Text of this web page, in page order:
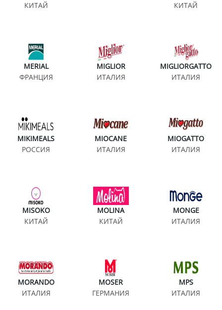
КИТАЙ
КИТАЙ
MERIAL
ФРАНЦИЯ
MIGLIOR
ИТАЛИЯ
MIGLIORGATTO
ИТАЛИЯ
MIKIMEALS
РОССИЯ
MIOCANE
ИТАЛИЯ
MIOGATTO
ИТАЛИЯ
MISOKO
КИТАЙ
MOLINA
КИТАЙ
MONGE
ИТАЛИЯ
MORANDO
ИТАЛИЯ
MOSER
ГЕРМАНИЯ
MPS
ИТАЛИЯ